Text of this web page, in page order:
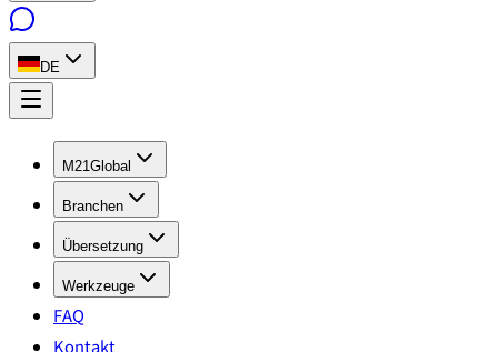
DE
M21Global
Branchen
Übersetzung
Werkzeuge
FAQ